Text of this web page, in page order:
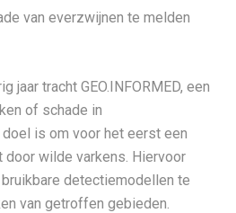
van everzwijnen te melden
tracht GEO.INFORMED, een
of schade in
is om voor het eerst een
door wilde varkens. Hiervoor
detectiemodellen te
van getroffen gebieden.